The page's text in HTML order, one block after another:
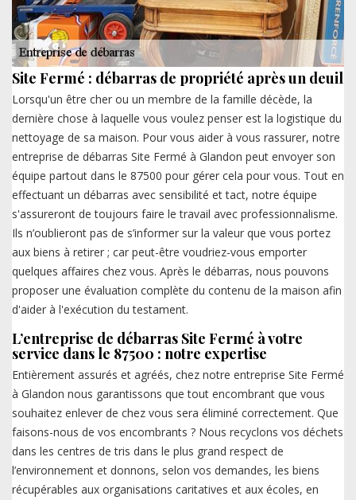
Site Fermé : débarras de propriété après un deuil
Lorsqu'un être cher ou un membre de la famille décède, la
dernière chose à laquelle vous voulez penser est la logistique du
nettoyage de sa maison. Pour vous aider à vous rassurer, notre
entreprise de débarras Site Fermé à Glandon peut envoyer son
équipe partout dans le 87500 pour gérer cela pour vous. Tout en
effectuant un débarras avec sensibilité et tact, notre équipe
s'assureront de toujours faire le travail avec professionnalisme.
Ils n’oublieront pas de s’informer sur la valeur que vous portez
aux biens à retirer ; car peut-être voudriez-vous emporter
quelques affaires chez vous. Après le débarras, nous pouvons
proposer une évaluation complète du contenu de la maison afin
d'aider à l'exécution du testament.
L’entreprise de débarras Site Fermé à votre
service dans le 87500 : notre expertise
Entièrement assurés et agréés, chez notre entreprise Site Fermé
à Glandon nous garantissons que tout encombrant que vous
souhaitez enlever de chez vous sera éliminé correctement. Que
faisons-nous de vos encombrants ? Nous recyclons vos déchets
dans les centres de tris dans le plus grand respect de
l’environnement et donnons, selon vos demandes, les biens
récupérables aux organisations caritatives et aux écoles, en